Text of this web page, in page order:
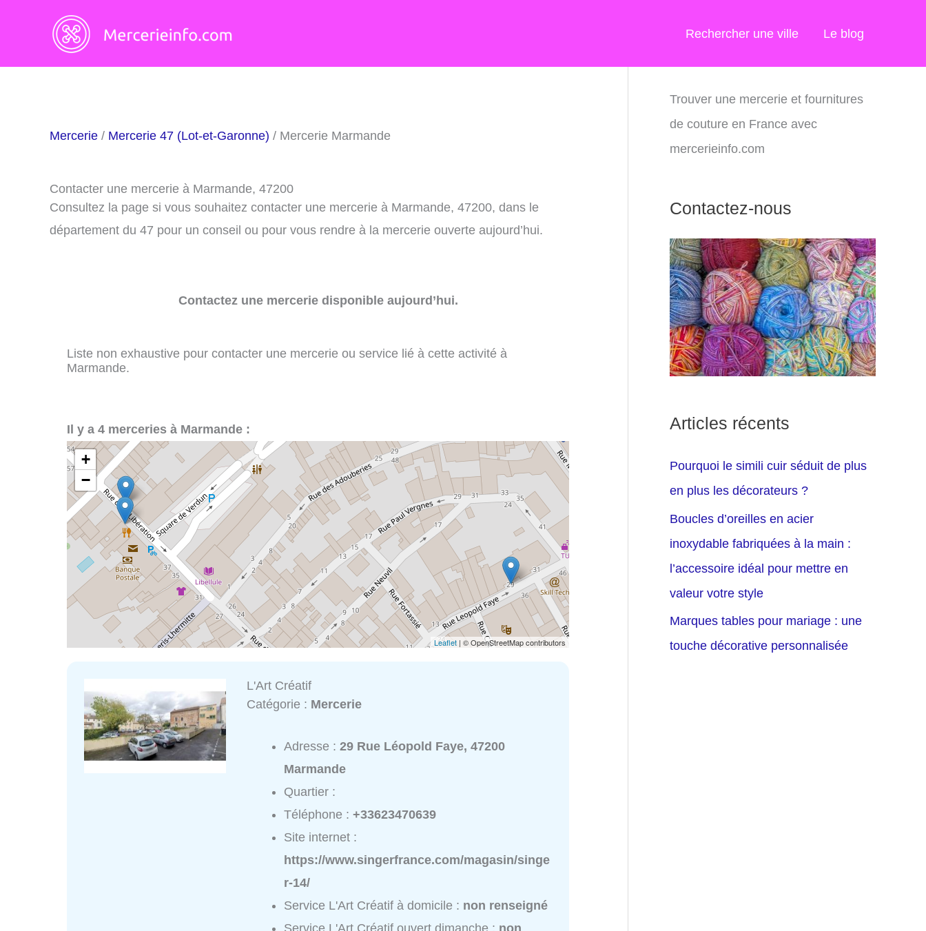
Rechercher une ville Le blog
Mercerie / Mercerie 47 (Lot-et-Garonne) / Mercerie Marmande
Contacter une mercerie à Marmande, 47200
Consultez la page si vous souhaitez contacter une mercerie à Marmande, 47200, dans le
département du 47 pour un conseil ou pour vous rendre à la mercerie ouverte aujourd’hui.
Contactez une mercerie disponible aujourd’hui.
Liste non exhaustive pour contacter une mercerie ou service lié à cette activité à
Marmande.
Il y a 4 merceries à Marmande :
+
−
Leaflet | © OpenStreetMap contributors
L'Art Créatif
Catégorie : Mercerie
Adresse :29 Rue Léopold Faye, 47200
Marmande
Quartier :
Téléphone :+33623470639
Site internet :
https://www.singerfrance.com/magasin/singe
r-14/
Service L'Art Créatif à domicile : non renseigné
Trouver une mercerie et fournitures
de couture en France avec
mercerieinfo.com
Contactez-nous
Articles récents
Pourquoi le simili cuir séduit de plus
en plus les décorateurs ?
Boucles d’oreilles en acier
inoxydable fabriquées à la main :
l’accessoire idéal pour mettre en
valeur votre style
Marques tables pour mariage : une
touche décorative personnalisée